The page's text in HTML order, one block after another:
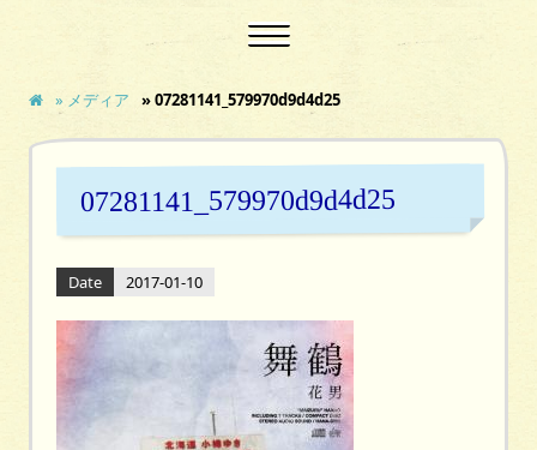
» メディア » 07281141_579970d9d4d25
07281141_579970d9d4d25
Date 2017-01-10